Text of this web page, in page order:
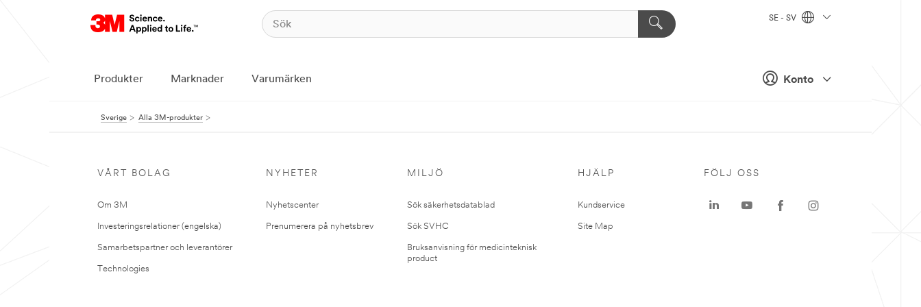
Konto
SE - SV
Produkter Marknader Varumärken
Sverige Alla 3M-produkter
VÅRT BOLAG
Om 3M
Investeringsrelationer (engelska)
Samarbetspartner och leverantörer
Technologies
NYHETER
Nyhetscenter
Prenumerera på nyhetsbrev
MILJÖ
Sök säkerhetsdatablad
Sök SVHC
Bruksanvisning för medicinteknisk
product
HJÄLP
Kundservice
Site Map
FÖLJ OSS